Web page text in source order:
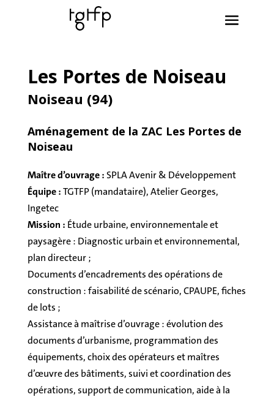
Les Portes de Noiseau
Noiseau (94)
Aménagement de la ZAC Les Portes de
Noiseau
Maître d’ouvrage : SPLA Avenir & Développement
Équipe :TGTFP (mandataire), Atelier Georges,
Ingetec
Mission : Étude urbaine, environnementale et
paysagère : Diagnostic urbain et environnemental,
plan directeur ;
Documents d’encadrements des opérations de
construction : faisabilité de scénario, CPAUPE, fiches
de lots ;
Assistance à maîtrise d’ouvrage : évolution des
documents d’urbanisme, programmation des
équipements, choix des opérateurs et maîtres
d’œuvre des bâtiments, suivi et coordination des
opérations, support de communication, aide à la